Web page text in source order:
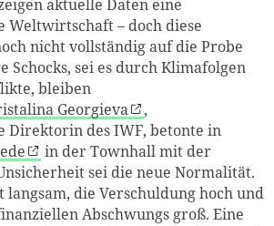
aktuelle Daten eine
Weltwirtschaft – doch diese
nicht vollständig auf die Probe
Schocks, sei es durch Klimafolgen
bleiben
Georgieva
,
Direktorin des IWF, betonte in
in der Townhall mit der
sei die neue Normalität.
langsam, die Verschuldung hoch und
Abschwungs groß. Eine